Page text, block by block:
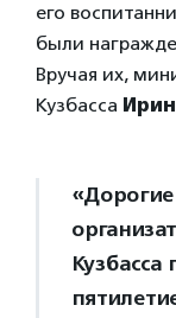
его
были
Вручая их,
Кузбасса